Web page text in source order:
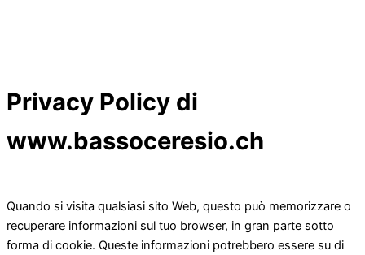
Privacy Policy di
www.bassoceresio.ch
Quando si visita qualsiasi sito Web, questo può memorizzare o
recuperare informazioni sul tuo browser, in gran parte sotto
forma di cookie. Queste informazioni potrebbero essere su di